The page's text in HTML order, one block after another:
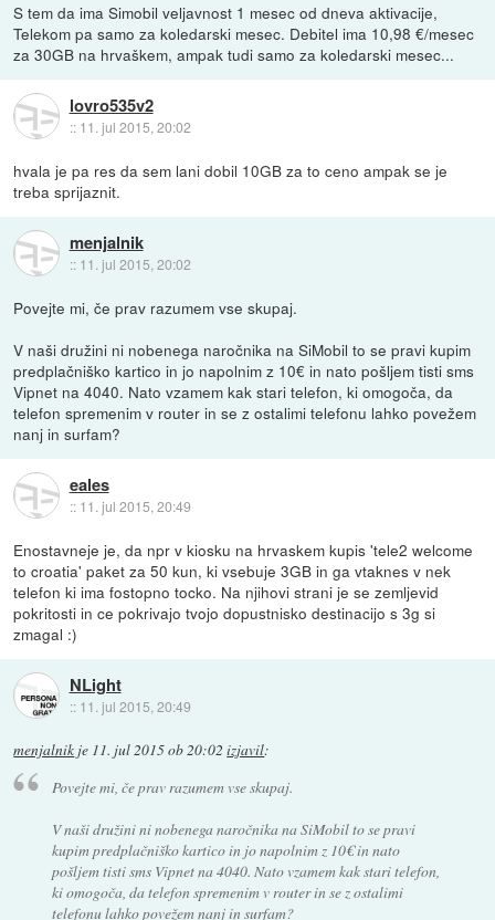
S tem da ima Simobil veljavnost 1 mesec od dneva aktivacije,
Telekom pa samo za koledarski mesec. Debitel ima 10,98 €/mesec
za 30GB na hrvaškem, ampak tudi samo za koledarski mesec...
lovro535v2
:: 11. jul 2015, 20:02
hvala je pa res da sem lani dobil 10GB za to ceno ampak se je
treba sprijaznit.
menjalnik
:: 11. jul 2015, 20:02
Povejte mi, če prav razumem vse skupaj.
V naši družini ni nobenega naročnika na SiMobil to se pravi kupim
predplačniško kartico in jo napolnim z 10€ in nato pošljem tisti sms
Vipnet na 4040. Nato vzamem kak stari telefon, ki omogoča, da
telefon spremenim v router in se z ostalimi telefonu lahko povežem
nanj in surfam?
eales
:: 11. jul 2015, 20:49
Enostavneje je, da npr v kiosku na hrvaskem kupis 'tele2 welcome
to croatia' paket za 50 kun, ki vsebuje 3GB in ga vtaknes v nek
telefon ki ima fostopno tocko. Na njihovi strani je se zemljevid
pokritosti in ce pokrivajo tvojo dopustnisko destinacijo s 3g si
zmagal :)
NLight
:: 11. jul 2015, 20:49
menjalnik je 11. jul 2015 ob 20:02 izjavil:
Povejte mi, če prav razumem vse skupaj.
V naši družini ni nobenega naročnika na SiMobil to se pravi
kupim predplačniško kartico in jo napolnim z 10€ in nato
pošljem tisti sms Vipnet na 4040. Nato vzamem kak stari telefon,
ki omogoča, da telefon spremenim v router in se z ostalimi
telefonu lahko povežem nanj in surfam?